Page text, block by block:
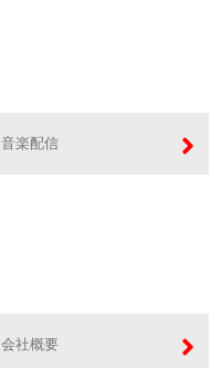
音楽配信
会社概要